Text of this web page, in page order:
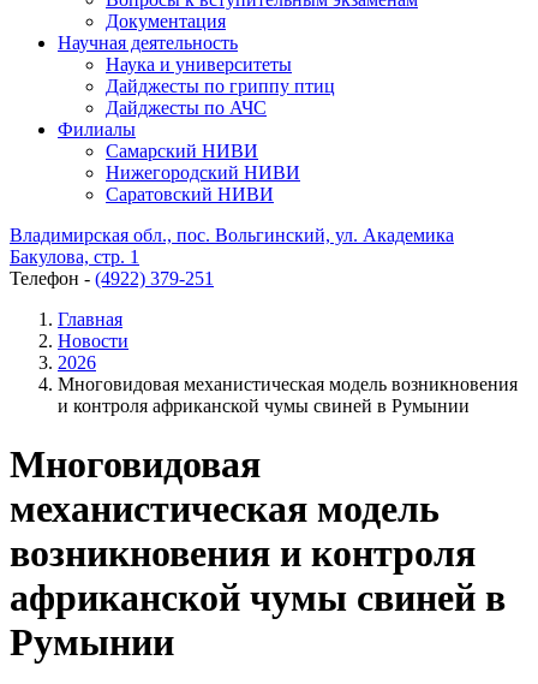
Документация
Научная деятельность
Наука и университеты
Дайджесты по гриппу птиц
Дайджесты по АЧС
Филиалы
Самарский НИВИ
Нижегородский НИВИ
Саратовский НИВИ
Владимирская обл., пос. Вольгинский, ул. Академика
Бакулова, стр. 1
Телефон - (4922) 379-251
Главная
Новости
2026
Многовидовая механистическая модель возникновения
и контроля африканской чумы свиней в Румынии
Многовидовая
механистическая модель
возникновения и контроля
африканской чумы свиней в
Румынии